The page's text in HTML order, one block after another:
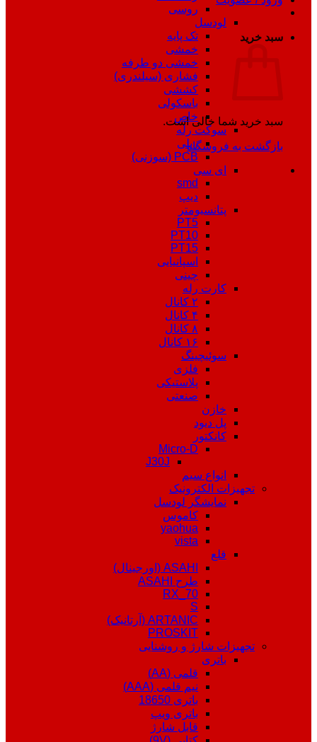
سبد خرید
سبد خرید شما خالی است.
بازگشت به فروشگاه
روسی
لودسل
تک پایه
خمشی
خمشی دو طرفه
فشاری (سیلندری)
کششی
باسکولی
خاص
سوکت رله
ریلی
PCB (سوزنی)
ای سی
smd
دیپ
پتانسیومتر
PT5
PT10
PT15
اسپانیایی
چینی
کارت رله
۲ کانال
۴ کانال
۸ کانال
۱۶ کانال
سوئیچینگ
فلزی
پلاستیکی
صنعتی
خازن
پل دیود
کانکتور
Micro-D
J30J
انواع سیم
تجهیزات الکترونیک
نمایشگر لودسل
کاموس
yaohua
vista
قلع
ASAHI (اورجینال)
طرح ASAHI
RX_70
S
ARTANIC (آرتانیک)
PROSKIT
تجهیزات شارژ و روشنایی
باتری
قلمی (AA)
نیم قلمی (AAA)
باتری 18650
باتری ویپ
قابل شارژ